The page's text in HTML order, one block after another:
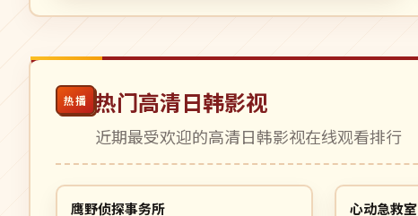
热播 热门高清日韩影视
近期最受欢迎的高清日韩影视在线观看排行
日本
完结 12:00
鹰野侦探事务所 韩国
热播
心动急救室